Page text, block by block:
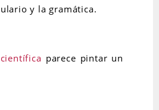
y la gramática.
parece pintar un